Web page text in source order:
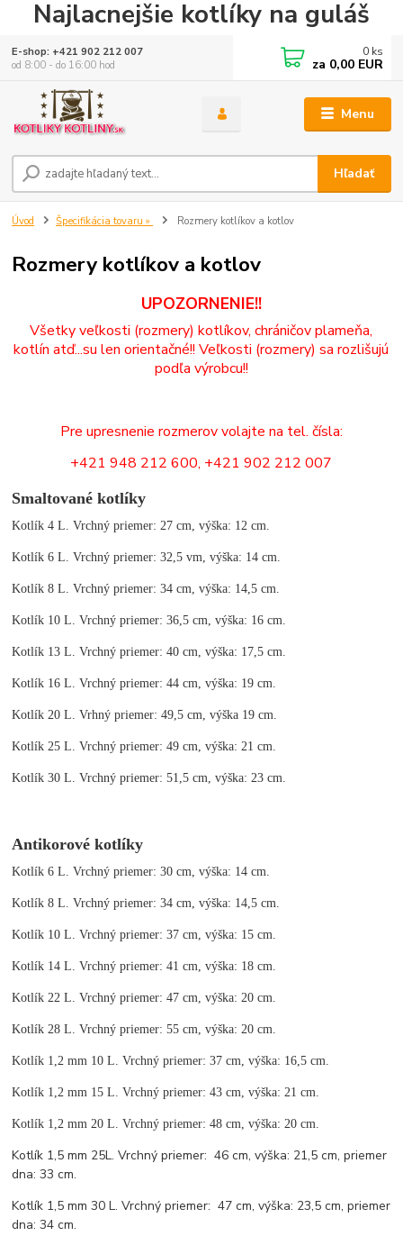
Najlacnejšie kotlíky na guláš
Menu
Hľadať
E-shop: +421 902 212 007
od 8:00 - do 16:00 hod
0 ks
za 0,00 EUR
Úvod Špecifikácia tovaru » Rozmery kotlíkov a kotlov
Rozmery kotlíkov a kotlov
UPOZORNENIE!!
Všetky veľkosti (rozmery) kotlíkov, chráničov plameňa,
kotlín atď...su len orientačné!! Veľkosti (rozmery) sa rozlišujú
podľa výrobcu!!
Pre upresnenie rozmerov volajte na tel. čísla:
+421 948 212 600, +421 902 212 007
Smaltované kotlíky
Kotlík 4 L. Vrchný priemer: 27 cm, výška: 12 cm.
Kotlík 6 L. Vrchný priemer: 32,5 vm, výška: 14 cm.
Kotlík 8 L. Vrchný priemer: 34 cm, výška: 14,5 cm.
Kotlík 10 L. Vrchný priemer: 36,5 cm, výška: 16 cm.
Kotlík 13 L. Vrchný priemer: 40 cm, výška: 17,5 cm.
Kotlík 16 L. Vrchný priemer: 44 cm, výška: 19 cm.
Kotlík 20 L. Vrhný priemer: 49,5 cm, výška 19 cm.
Kotlík 25 L. Vrchný priemer: 49 cm, výška: 21 cm.
Kotlík 30 L. Vrchný priemer: 51,5 cm, výška: 23 cm.
Antikorové kotlíky
Kotlík 6 L. Vrchný priemer: 30 cm, výška: 14 cm.
Kotlík 8 L. Vrchný priemer: 34 cm, výška: 14,5 cm.
Kotlík 10 L. Vrchný priemer: 37 cm, výška: 15 cm.
Kotlík 14 L. Vrchný priemer: 41 cm, výška: 18 cm.
Kotlík 22 L. Vrchný priemer: 47 cm, výška: 20 cm.
Kotlík 28 L. Vrchný priemer: 55 cm, výška: 20 cm.
Kotlík 1,2 mm 10 L. Vrchný priemer: 37 cm, výška: 16,5 cm.
Kotlík 1,2 mm 15 L. Vrchný priemer: 43 cm, výška: 21 cm.
Kotlík 1,2 mm 20 L. Vrchný priemer: 48 cm, výška: 20 cm.
Kotlík 1,5 mm 25L. Vrchný priemer: 46 cm, výška: 21,5 cm, priemer
dna: 33 cm.
Kotlík 1,5 mm 30 L. Vrchný priemer: 47 cm, výška: 23,5 cm, priemer
dna: 34 cm.